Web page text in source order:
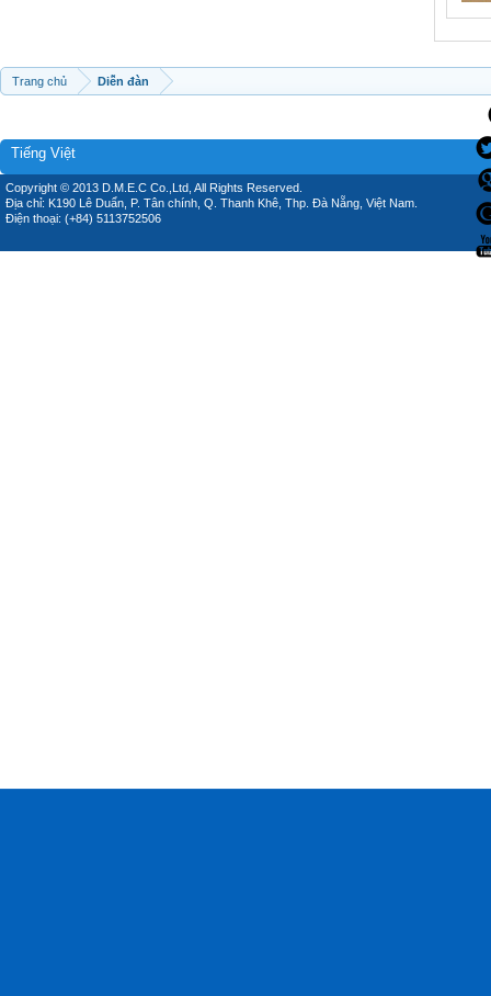
Trang chủ Diễn đàn
Tiếng Việt
Copyright © 2013 D.M.E.C Co.,Ltd, All Rights Reserved.
Địa chỉ: K190 Lê Duẩn, P. Tân chính, Q. Thanh Khê, Thp. Đà Nẵng, Việt Nam.
Điện thoại: (+84) 5113752506